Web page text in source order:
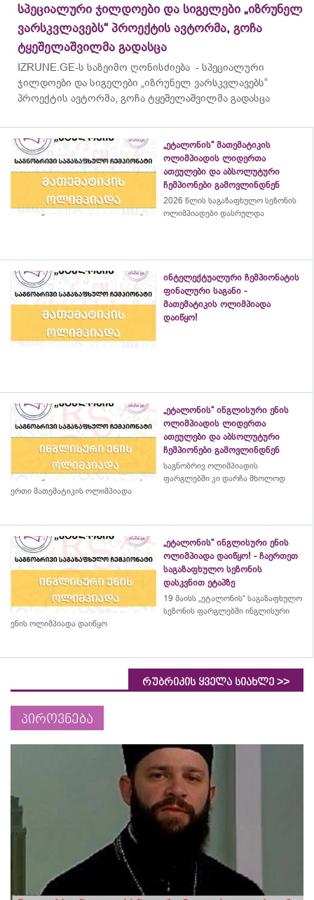
სპეციალური ჯილდოები და სიგელები „იზრუნელ
ვარსკვლავებს“ პროექტის ავტორმა, გოჩა
ტყეშელაშვილმა გადასცა
IZRUNE.GE-ს საზეიმო ღონისძიება - სპეციალური
ჯილდოები და სიგელები „იზრუნელ ვარსკვლავებს“
პროექტის ავტორმა, გოჩა ტყეშელაშვილმა გადასცა
„ეტალონის“ მათემატიკის
ოლიმპიადის ლიდერთა
ათეულები და აბსოლუტური
ჩემპიონები გამოვლინდნენ
2026 წლის საგაზაფხულო სეზონის
ოლიმპიადები დასრულდა
ინტელექტუალური ჩემპიონატის
ფინალური საგანი -
მათემატიკის ოლიმპიადა
დაიწყო!
„ეტალონის“ ინგლისური ენის
ოლიმპიადის ლიდერთა
ათეულები და აბსოლუტური
ჩემპიონები გამოვლინდნენ
საგნობრივ ოლიმპიადის
ფარგლებში კი დარჩა მხოლოდ
ერთი მათემატიკის ოლიმპიადა
„ეტალონის“ ინგლისური ენის
ოლიმპიადა დაიწყო! - ჩაერთეთ
საგაზაფხულო სეზონის
დასკვნით ეტაპზე
19 მაისს „ეტალონის“ საგაზაფხულო
სეზონის ფარგლებში ინგლისური
ენის ოლიმპიადა დაიწყო
რუბრიკის ყველა სიახლე >>
პიროვნება